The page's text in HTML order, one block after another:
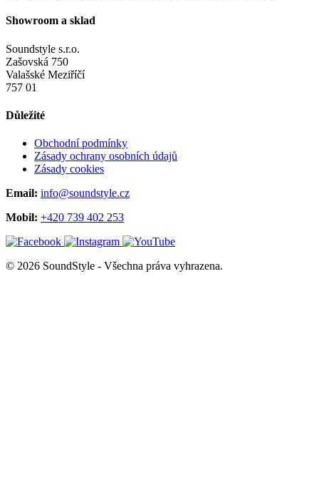
Showroom a sklad
Soundstyle s.r.o.
Zašovská 750
Valašské Meziříčí
757 01
Důležité
Obchodní podmínky
Zásady ochrany osobních údajů
Zásady cookies
Email: info@soundstyle.cz
Mobil: +420 739 402 253
© 2026 SoundStyle - Všechna práva vyhrazena.